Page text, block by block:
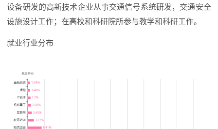
设备研发的高新技术企业从事交通信号系统研发，交通安全
设施设计工作；在高校和科研院所参与教学和科研工作。
就业行业分布